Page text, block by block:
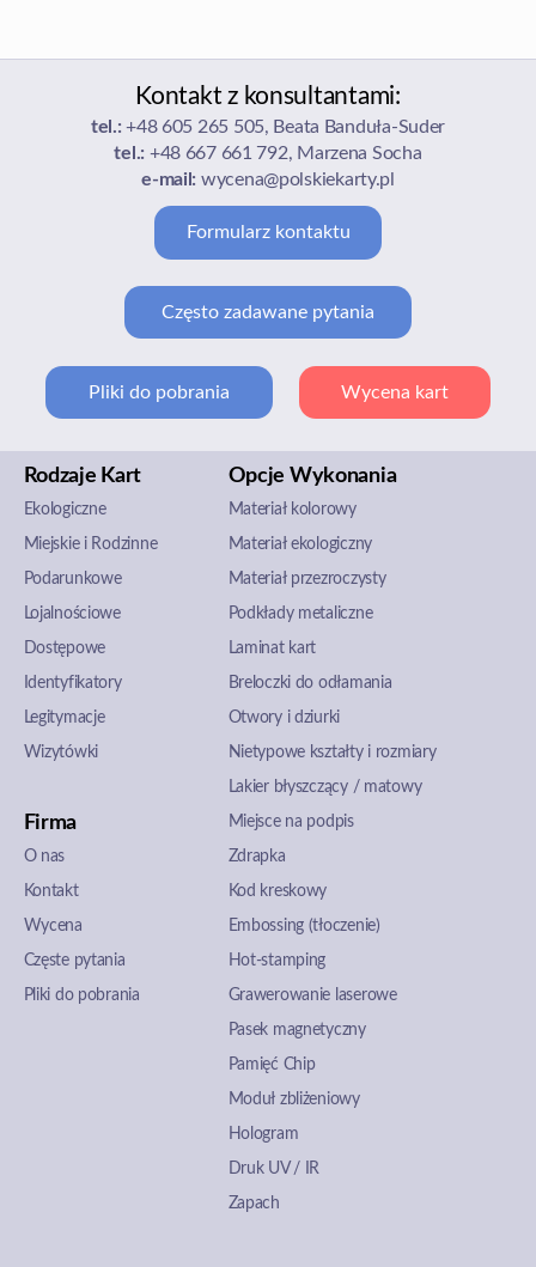
Kontakt z konsultantami:
tel.:+48 605 265 505, Beata Banduła-Suder
tel.: +48 667 661 792, Marzena Socha
e-mail: wycena@polskiekarty.pl
Formularz kontaktu
Często zadawane pytania
Pliki do pobrania Wycena kart
Rodzaje Kart
Ekologiczne
Miejskie i Rodzinne
Podarunkowe
Lojalnościowe
Dostępowe
Identyfikatory
Legitymacje
Wizytówki
Firma
O nas
Kontakt
Wycena
Częste pytania
Pliki do pobrania
Opcje Wykonania
Materiał kolorowy
Materiał ekologiczny
Materiał przezroczysty
Podkłady metaliczne
Laminat kart
Breloczki do odłamania
Otwory i dziurki
Nietypowe kształty i rozmiary
Lakier błyszczący / matowy
Miejsce na podpis
Zdrapka
Kod kreskowy
Embossing (tłoczenie)
Hot-stamping
Grawerowanie laserowe
Pasek magnetyczny
Pamięć Chip
Moduł zbliżeniowy
Hologram
Druk UV / IR
Zapach